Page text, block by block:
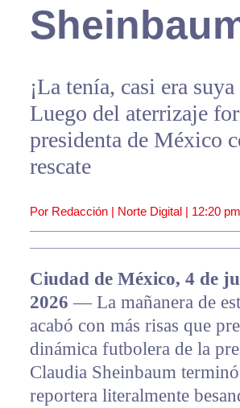
¡La tenía, casi era
Luego del aterrizaje
presidenta de México
rescate
Por Redacción | Norte Digital | 12:20 pm
Ciudad de México, 4 de
2026 — La mañanera de
acabó con más risas que
dinámica futbolera de la
Claudia Sheinbaum
reportera literalmente